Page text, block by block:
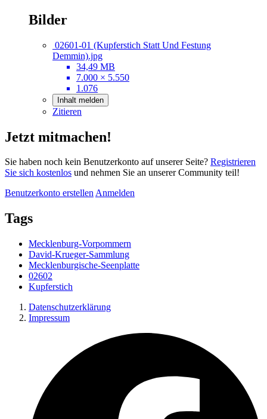
Bilder
02601-01 (Kupferstich Statt Und Festung
Demmin).jpg
34,49 MB
7.000 × 5.550
1.076
Inhalt melden
Zitieren
Jetzt mitmachen!
Sie haben noch kein Benutzerkonto auf unserer Seite? Registrieren
Sie sich kostenlos und nehmen Sie an unserer Community teil!
Benutzerkonto erstellenAnmelden
Tags
Mecklenburg-Vorpommern
David-Krueger-Sammlung
Mecklenburgische-Seenplatte
02602
Kupferstich
Datenschutzerklärung
Impressum